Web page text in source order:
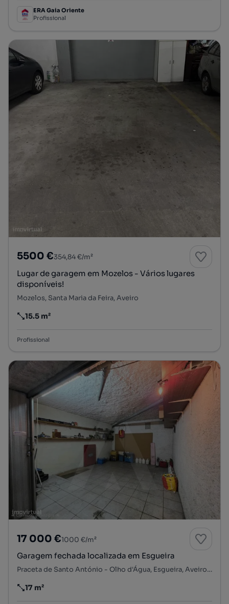
ERA Gaia Oriente
Profissional
5500 €354,84 €/m²
Lugar de garagem em Mozelos - Vários lugares
disponíveis!
Mozelos, Santa Maria da Feira, Aveiro
Preço por metro quadrado
15.5 m²
Profissional
17 000 €1000 €/m²
Garagem fechada localizada em Esgueira
Praceta de Santo António - Olho d'Água, Esgueira, Aveiro, Aveiro
Preço por metro quadrado
17 m²